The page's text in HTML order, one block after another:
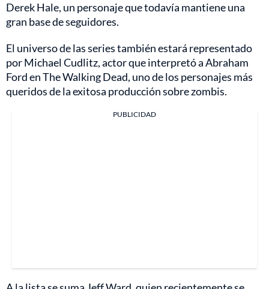
Derek Hale, un personaje que todavía mantiene una
gran base de seguidores.
El universo de las series también estará representado
por Michael Cudlitz, actor que interpretó a Abraham
Ford en The Walking Dead, uno de los personajes más
queridos de la exitosa producción sobre zombis.
PUBLICIDAD